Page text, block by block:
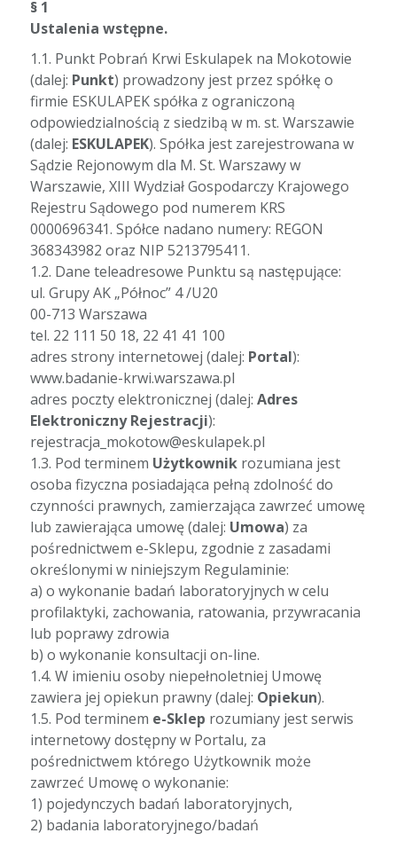
§ 1
Ustalenia wstępne.
1.1. Punkt Pobrań Krwi Eskulapek na Mokotowie
(dalej: Punkt) prowadzony jest przez spółkę o
firmie ESKULAPEK spółka z ograniczoną
odpowiedzialnością z siedzibą w m. st. Warszawie
(dalej: ESKULAPEK). Spółka jest zarejestrowana w
Sądzie Rejonowym dla M. St. Warszawy w
Warszawie, XIII Wydział Gospodarczy Krajowego
Rejestru Sądowego pod numerem KRS
0000696341. Spółce nadano numery: REGON
368343982 oraz NIP 5213795411.
1.2. Dane teleadresowe Punktu są następujące:
ul. Grupy AK „Północ” 4 /U20
00-713 Warszawa
tel. 22 111 50 18, 22 41 41 100
adres strony internetowej (dalej: Portal):
www.badanie-krwi.warszawa.pl
adres poczty elektronicznej (dalej: Adres
Elektroniczny Rejestracji):
rejestracja_mokotow@eskulapek.pl
1.3. Pod terminem Użytkownikrozumiana jest
osoba fizyczna posiadająca pełną zdolność do
czynności prawnych, zamierzająca zawrzeć umowę
lub zawierająca umowę (dalej: Umowa) za
pośrednictwem e-Sklepu, zgodnie z zasadami
określonymi w niniejszym Regulaminie:
a) o wykonanie badań laboratoryjnych w celu
profilaktyki, zachowania, ratowania, przywracania
lub poprawy zdrowia
b) o wykonanie konsultacji on-line.
1.4. W imieniu osoby niepełnoletniej Umowę
zawiera jej opiekun prawny (dalej: Opiekun).
1.5. Pod terminem e-Sklep rozumiany jest serwis
internetowy dostępny w Portalu, za
pośrednictwem którego Użytkownik może
zawrzeć Umowę o wykonanie:
1) pojedynczych badań laboratoryjnych,
2) badania laboratoryjnego/badań